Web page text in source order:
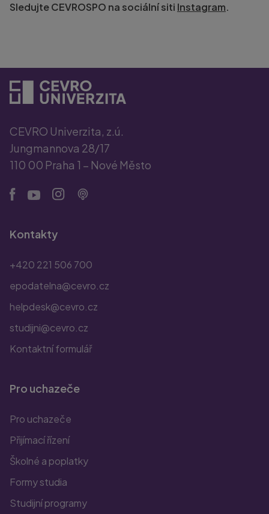
Sledujte CEVROSPO na sociální siti Instagram.
CEVRO Univerzita, z.ú.
Jungmannova 28/17
110 00 Praha 1 – Nové Město
Kontakty
+420 221 506 700
epodatelna@cevro.cz
helpdesk@cevro.cz
studijni@cevro.cz
Kontaktní formulář
Pro uchazeče
Pro uchazeče
Přijímací řízení
Školné a poplatky
Formy studia
Studijní programy